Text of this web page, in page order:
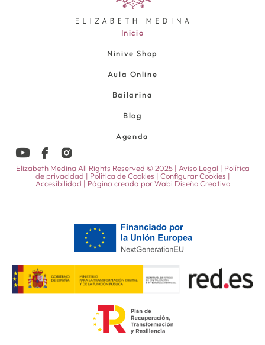
Inicio
Ninive Shop
Aula Online
Bailarina
Blog
Agenda
Elizabeth Medina All Rights Reserved © 2025 | Aviso Legal | Política
de privacidad | Política de Cookies | Configurar Cookies |
Accesibilidad | Página creada porWabi Diseño Creativo